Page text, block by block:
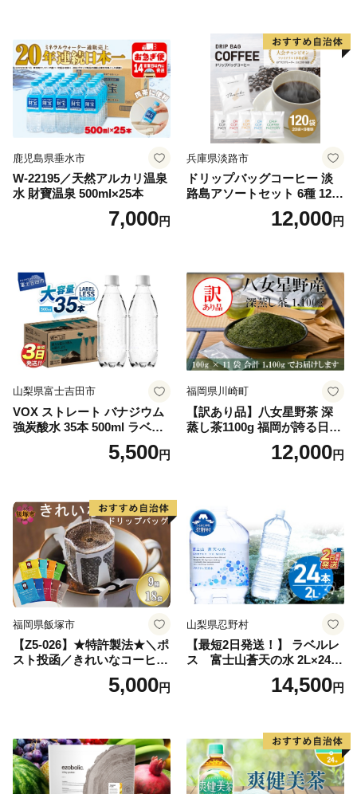
鹿児島県垂水市
W-22195／天然アルカリ温泉
水 財寶温泉 500ml×25本
7,000円
兵庫県淡路市
ドリップバッグコーヒー 淡
路島アソートセット 6種 120
袋 飲み比べ コーヒー
12,000円
山梨県富士吉田市
VOX ストレート バナジウム
強炭酸水 35本 500ml ラベル
レス【富士吉田市限定カート
5,500円
福岡県川崎町
【訳あり品】八女星野茶 深
蒸し茶1100g 福岡が誇る日本
茶_ 訳アリ 常温 お茶 茶袋 常
備品 おちゃ ocha 茶葉 緑茶
小分け お土産 お取り寄せ グ
ルメ 福岡 九州 福岡県 国産
日本 ふかむし茶 ふかむし 家
庭用 自宅用 ちゃ りょくちゃ
ふかむしちゃ 急須 甘み 川崎
町 送料無料
12,000円
福岡県飯塚市
【Z5-026】★特許製法★＼ポ
スト投函／きれいなコーヒー
ドリップバッグ9種セット(18
袋)ゆうパケットでお届け！
5,000円
山梨県忍野村
【最短2日発送！】 ラベルレ
ス 富士山蒼天の水 2L×24本
（4ケース）※離島不可 天然
水 ミネラルウォーター 水 ペ
産 シリカ ミネラル 美容 備蓄
防災 長期保存 富士山 山梨県
忍野村
14,500円